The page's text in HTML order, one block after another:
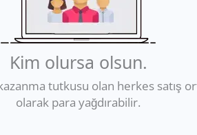
Kim olursa olsun.
tutkusu olan herkes satış
olarak para yağdırabilir.